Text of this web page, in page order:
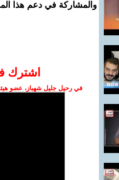
والمشاركة في دعم هذا
اشترك
في رحيل جليل شهباز، عضو